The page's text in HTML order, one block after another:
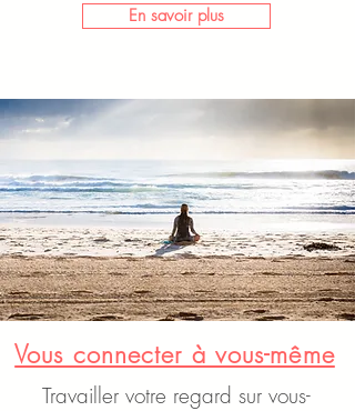
En savoir plus
Vous connecter à vous-même
Travailler votre regard sur vous-